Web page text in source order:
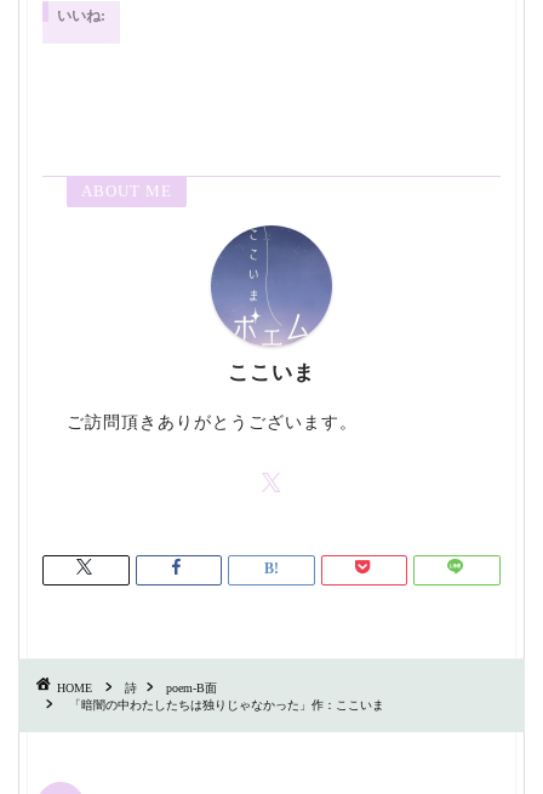
いいね:
ABOUT ME
ここいま
ご訪問頂きありがとうございます。
HOME 詩
poem-B面
「暗闇の中わたしたちは独りじゃなかった」作：ここいま